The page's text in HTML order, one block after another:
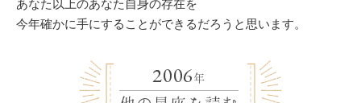
あなた以上のあなた自身の存在を
今年確かに手にすることができるだろうと思います。
2006 年